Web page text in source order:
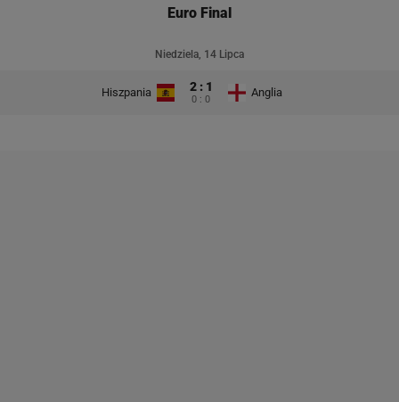
Euro Final
Niedziela, 14 Lipca
Hiszpania 2 : 1
0 : 0
Anglia